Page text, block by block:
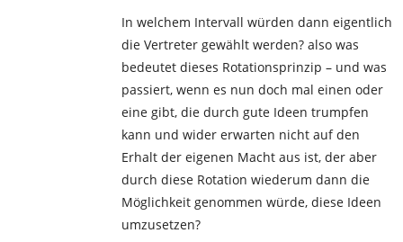
In welchem Intervall würden dann eigentlich
die Vertreter gewählt werden? also was
bedeutet dieses Rotationsprinzip – und was
passiert, wenn es nun doch mal einen oder
eine gibt, die durch gute Ideen trumpfen
kann und wider erwarten nicht auf den
Erhalt der eigenen Macht aus ist, der aber
durch diese Rotation wiederum dann die
Möglichkeit genommen würde, diese Ideen
umzusetzen?